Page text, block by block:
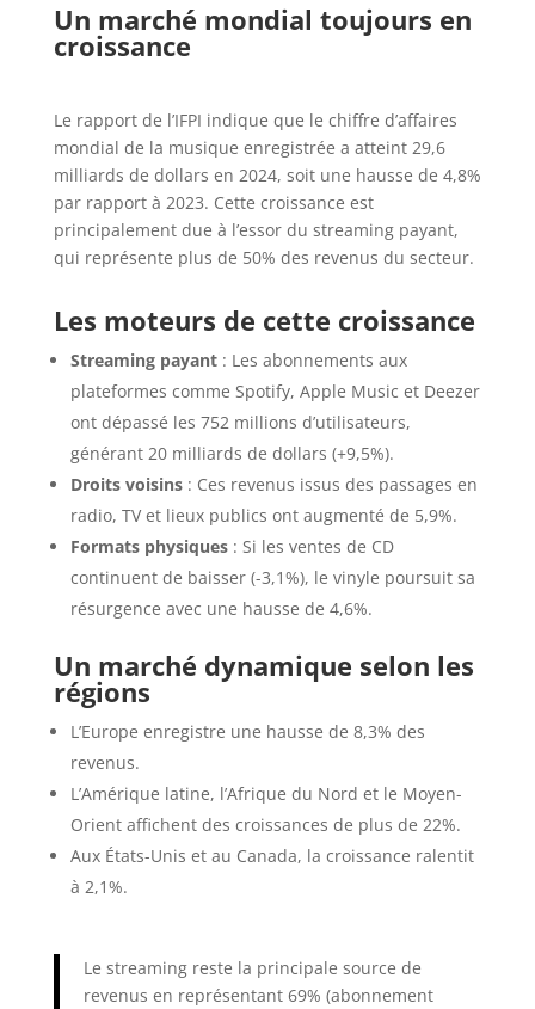
Un marché mondial toujours en
croissance
Le rapport de l’IFPI indique que le chiffre d’affaires
mondial de la musique enregistrée a atteint 29,6
milliards de dollars en 2024, soit une hausse de 4,8%
par rapport à 2023. Cette croissance est
principalement due à l’essor du streaming payant,
qui représente plus de 50% des revenus du secteur.
Les moteurs de cette croissance
Streaming payant: Les abonnements aux
plateformes comme Spotify, Apple Music et Deezer
ont dépassé les 752 millions d’utilisateurs,
générant 20 milliards de dollars (+9,5%).
Droits voisins: Ces revenus issus des passages en
radio, TV et lieux publics ont augmenté de 5,9%.
Formats physiques: Si les ventes de CD
continuent de baisser (-3,1%), le vinyle poursuit sa
résurgence avec une hausse de 4,6%.
Un marché dynamique selon les
régions
L’Europe enregistre une hausse de 8,3% des
revenus.
L’Amérique latine, l’Afrique du Nord et le Moyen-
Orient affichent des croissances de plus de 22%.
Aux États-Unis et au Canada, la croissance ralentit
à 2,1%.
Le streaming reste la principale source de
revenus en représentant 69% (abonnement